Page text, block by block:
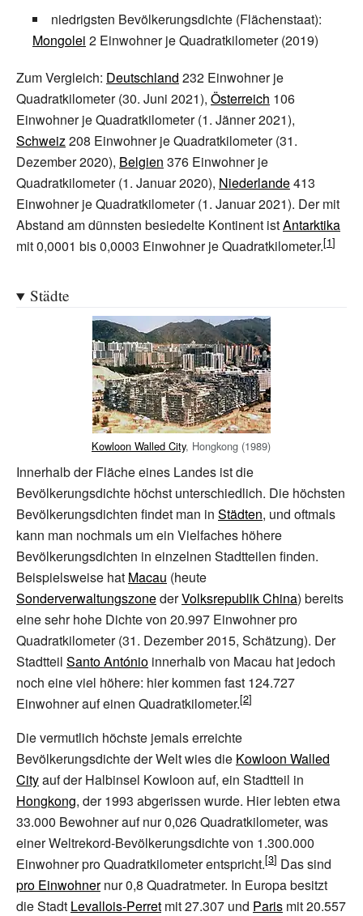
niedrigsten Bevölkerungsdichte (Flächenstaat):
Mongolei 2 Einwohner je Quadratkilometer (2019)
Zum Vergleich: Deutschland 232 Einwohner je
Quadratkilometer (30. Juni 2021), Österreich 106
Einwohner je Quadratkilometer (1. Jänner 2021),
Schweiz208 Einwohner je Quadratkilometer (31.
Dezember 2020), Belgien 376 Einwohner je
Quadratkilometer (1. Januar 2020), Niederlande413
Einwohner je Quadratkilometer (1. Januar 2021). Der mit
Abstand am dünnsten besiedelte Kontinent istAntarktika
mit 0,0001 bis 0,0003 Einwohner je Quadratkilometer.
Städte
Kowloon Walled City, Hongkong (1989)
Innerhalb der Fläche eines Landes ist die
Bevölkerungsdichte höchst unterschiedlich. Die höchsten
Bevölkerungsdichten findet man in Städten, und oftmals
kann man nochmals um ein Vielfaches höhere
Bevölkerungsdichten in einzelnen Stadtteilen finden.
Beispielsweise hat Macau (heute
SonderverwaltungszonederVolksrepublik China) bereits
eine sehr hohe Dichte von 20.997 Einwohner pro
Quadratkilometer (31. Dezember 2015, Schätzung). Der
Stadtteil Santo António innerhalb von Macau hat jedoch
noch eine viel höhere: hier kommen fast 124.727
Einwohner auf einen Quadratkilometer.
Die vermutlich höchste jemals erreichte
Bevölkerungsdichte der Welt wies die Kowloon Walled
Cityauf der Halbinsel Kowloon auf, ein Stadtteil in
Hongkong, der 1993 abgerissen wurde. Hier lebten etwa
33.000 Bewohner auf nur 0,026 Quadratkilometer, was
einer Weltrekord-Bevölkerungsdichte von 1.300.000
Einwohner pro Quadratkilometer entspricht.
Das sind
pro Einwohnernur 0,8 Quadratmeter. In Europa besitzt
die Stadt Levallois-Perret mit 27.307 und Paris mit 20.557